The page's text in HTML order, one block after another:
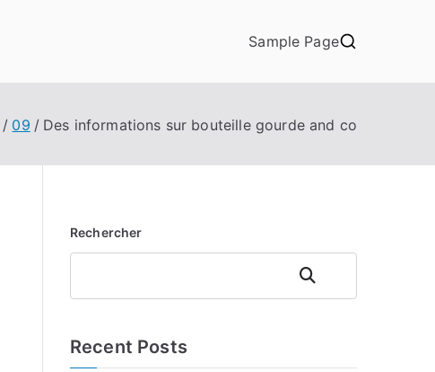
Sample Page
09 Des informations sur bouteille gourde and co
Rechercher
Rechercher
Recent Posts